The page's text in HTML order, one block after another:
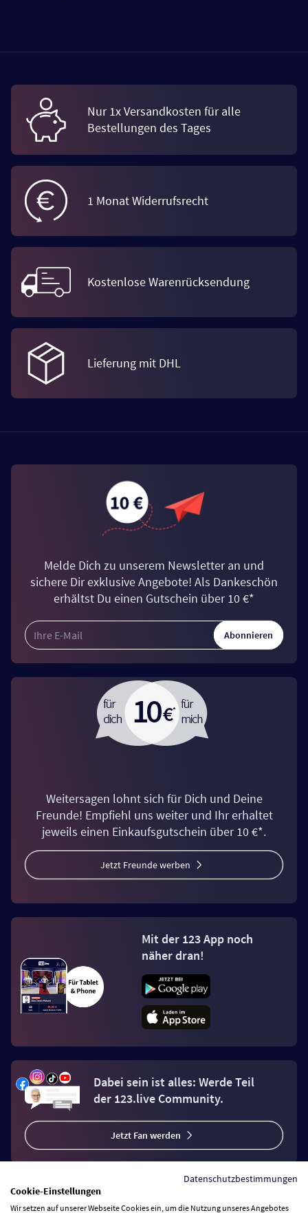
Nur 1x Versandkosten für alle
Bestellungen des Tages
1 Monat Widerrufsrecht
Kostenlose Warenrücksendung
Lieferung mit DHL
Melde Dich zu unserem Newsletter an und
sichere Dir exklusive Angebote! Als Dankeschön
erhältst Du einen Gutschein über 10 €*
Abonnieren
Weitersagen lohnt sich für Dich und Deine
Freunde! Empfiehl uns weiter und Ihr erhaltet
jeweils einen Einkaufsgutschein über 10 €*.
Jetzt Freunde werben
Mit der 123 App noch
näher dran!
Dabei sein ist alles: Werde Teil
der 123.live Community.
Jetzt Fan werden
Datenschutzbestimmungen
Cookie-Einstellungen
Wir setzen auf unserer Webseite Cookies ein, um die Nutzung unseres Angebotes